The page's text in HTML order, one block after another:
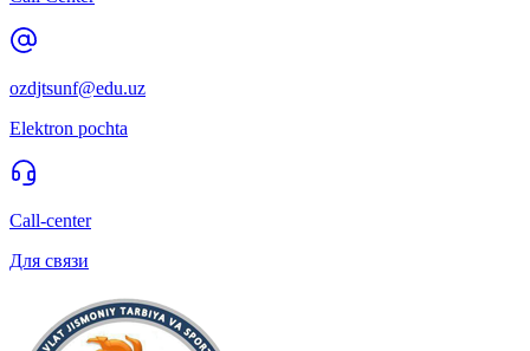
ozdjtsunf@edu.uz
Elektron pochta
Call-center
Для связи